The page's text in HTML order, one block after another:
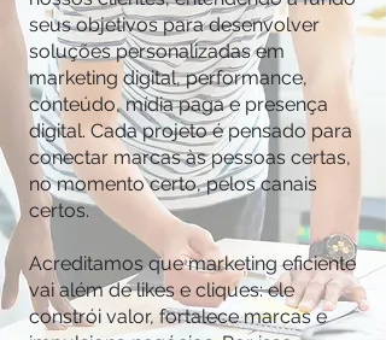
seus objetivos para desenvolver
soluções personalizadas em
marketing digital, performance,
conteúdo, mídia paga e presença
digital. Cada projeto é pensado para
conectar marcas às pessoas certas,
no momento certo, pelos canais
certos.
Acreditamos que marketing eficiente
vai além de likes e cliques: ele
constrói valor, fortalece marcas e